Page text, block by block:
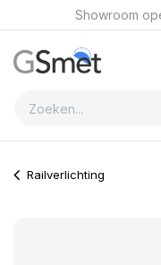
Overslaan naar inhoud
Showroom
Railverlichting